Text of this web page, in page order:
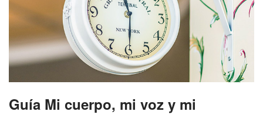
Guía Mi cuerpo, mi voz y mi